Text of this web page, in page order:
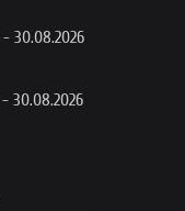
- 30.08.2026
- 30.08.2026